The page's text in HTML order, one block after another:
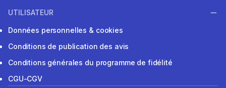
UTILISATEUR
Données personnelles & cookies
Conditions de publication des avis
Conditions générales du programme de fidélité
CGU-CGV